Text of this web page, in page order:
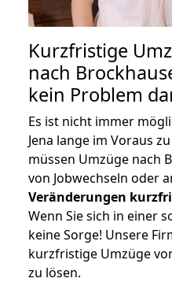
Kurzfristige
nach
kein Problem
Es ist nicht immer
Jena lange im Voraus
müssen Umzüge nach
von Jobwechseln oder
Veränderungen
Wenn Sie sich in einer
keine Sorge! Unsere
kurzfristige Umzüge
zu lösen.